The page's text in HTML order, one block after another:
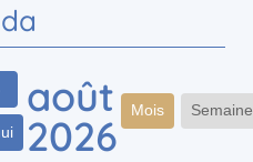
août
2026
Mois Semaine